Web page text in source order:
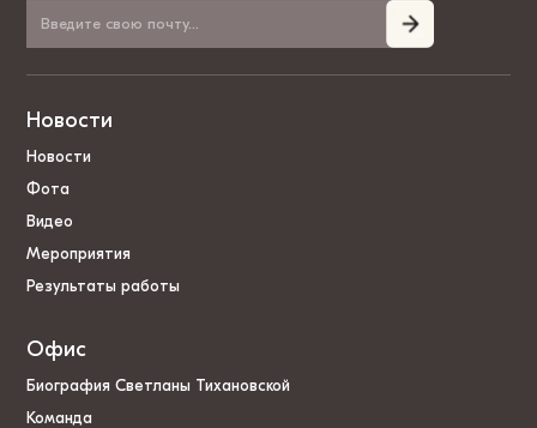
Новости
Новости
Фота
Видео
Мероприятия
Результаты работы
Офис
Биография Светланы Тихановской
Команда